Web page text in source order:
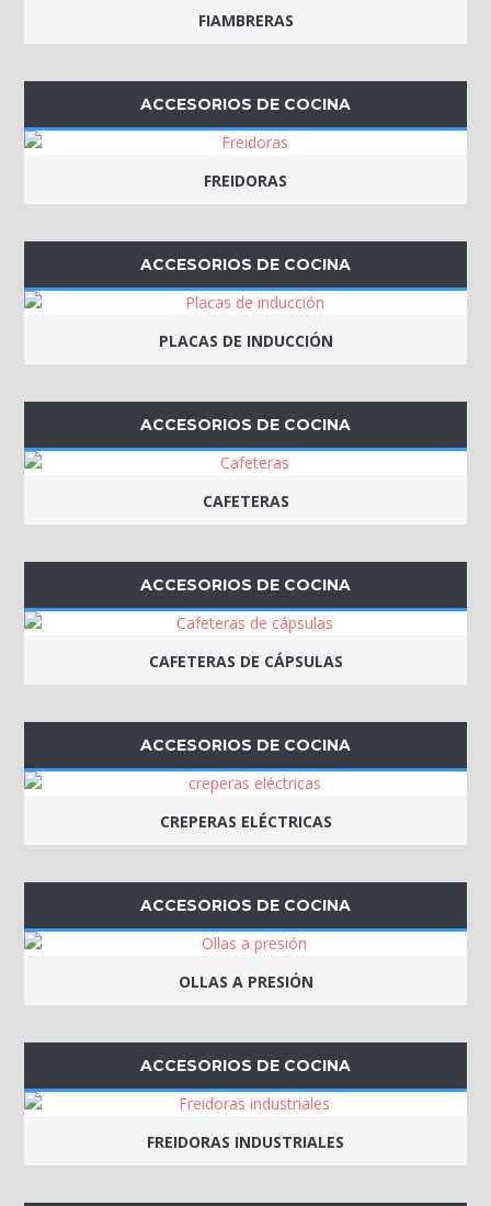
FIAMBRERAS
ACCESORIOS DE COCINA
FREIDORAS
ACCESORIOS DE COCINA
PLACAS DE INDUCCIÓN
ACCESORIOS DE COCINA
CAFETERAS
ACCESORIOS DE COCINA
CAFETERAS DE CÁPSULAS
ACCESORIOS DE COCINA
CREPERAS ELÉCTRICAS
ACCESORIOS DE COCINA
OLLAS A PRESIÓN
ACCESORIOS DE COCINA
FREIDORAS INDUSTRIALES